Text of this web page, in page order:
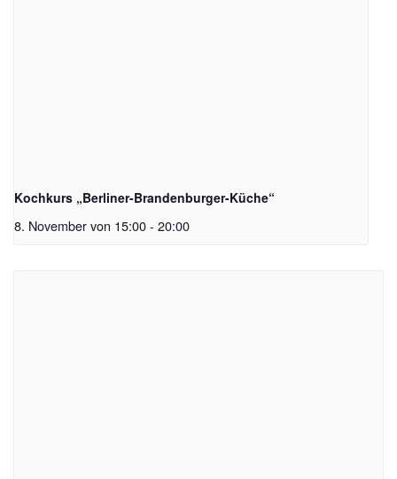
Kochkurs „Berliner-Brandenburger-Küche“
8. November von 15:00- 20:00